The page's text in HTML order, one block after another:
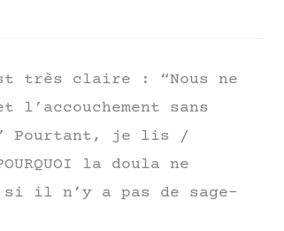
très claire : “Nous ne
sans
Pourtant, je lis /
la doula ne
si il n’y a pas de sage-